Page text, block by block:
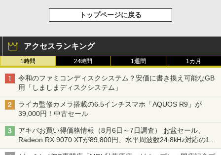
トップページに戻る
アクセスランキング
1時間 24時間 1週間 1カ月
令和のファミコンディスクシステム？安価に書き換え可能なGB
用「しましまディスクシステム」
ライカ監修カメラ搭載の6.5インチスマホ「AQUOS R9」が
39,000円！中古セール
アキバお買い得価格情報（8月6日～7日調査） お盆セール、
Radeon RX 9070 XTが89,800円、水平周波数24.8kHz対応の17
型モニターが9,801円、暑さ指数連動セール ほか